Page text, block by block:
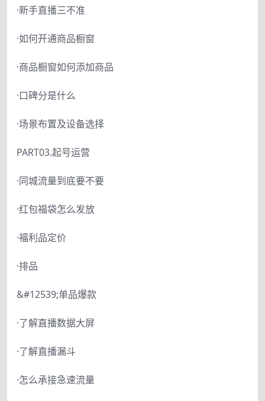
·新手直播三不准
·如何开通商品橱窗
·商品橱窗如何添加商品
·口碑分是什么
·场景布置及设备选择
PART03.起号运营
·同城流量到底要不要
·红包福袋怎么发放
·福利品定价
·排品
&#12539;单品爆款
·了解直播数据大屏
·了解直播漏斗
·怎么承接急速流量